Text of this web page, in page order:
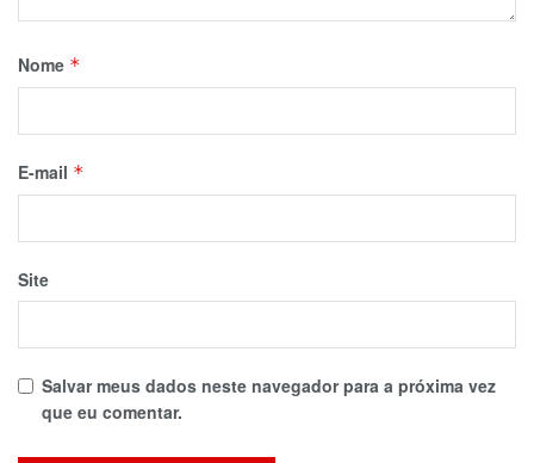
Nome *
E-mail *
Site
Salvar meus dados neste navegador para a próxima vez
que eu comentar.